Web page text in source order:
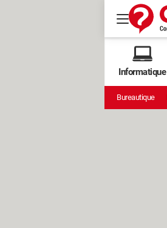
Informatique
Bureautique